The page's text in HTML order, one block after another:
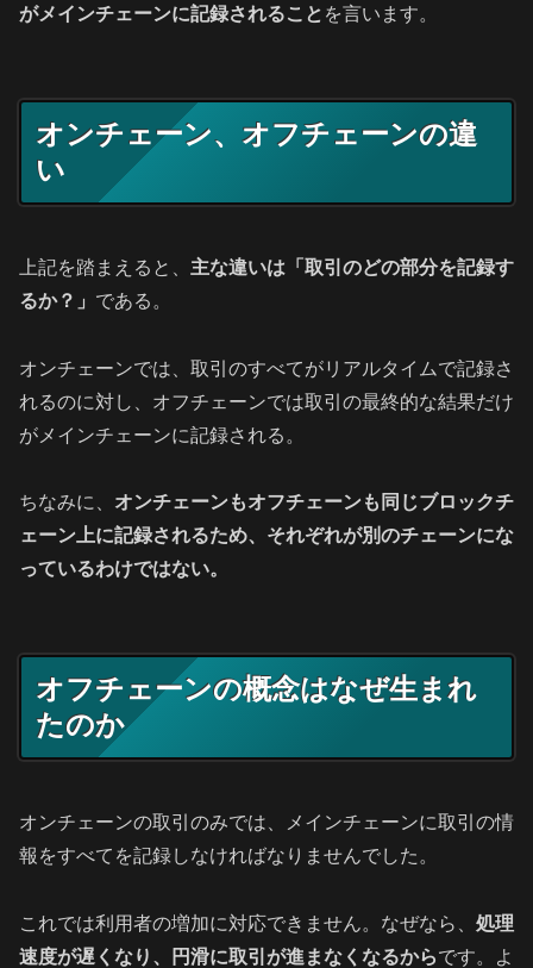
がメインチェーンに記録されること を言います。
オンチェーン、オフチェーンの違
い
上記を踏まえると、 主な違いは「取引のどの部分を記録す
るか？」 である。
オンチェーンでは、取引のすべてがリアルタイムで記録さ
れるのに対し、オフチェーンでは取引の最終的な結果だけ
がメインチェーンに記録される。
ちなみに、 オンチェーンもオフチェーンも同じブロックチ
ェーン上に記録されるため、それぞれが別のチェーンにな
っているわけではない。
オフチェーンの概念はなぜ生まれ
たのか
オンチェーンの取引のみでは、メインチェーンに取引の情
報をすべてを記録しなければなりませんでした。
これでは利用者の増加に対応できません。なぜなら、 処理
速度が遅くなり、円滑に取引が進まなくなるからです。よ